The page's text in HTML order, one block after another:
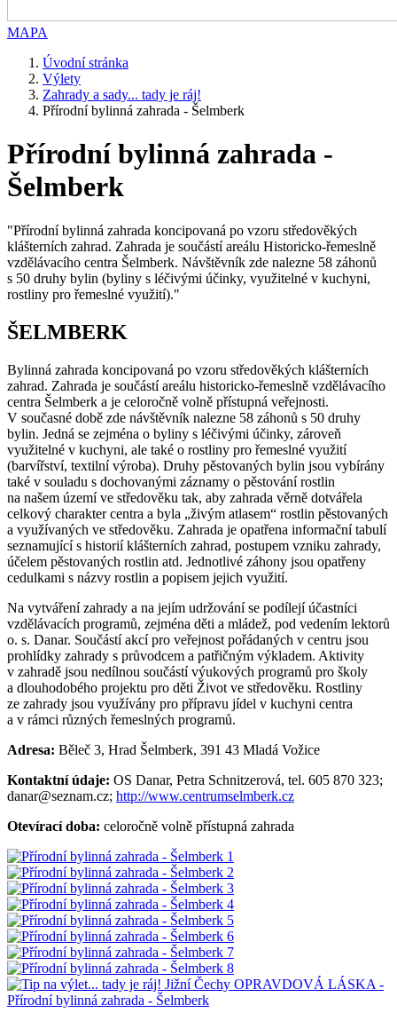
MAPA
Úvodní stránka
Výlety
Zahrady a sady... tady je ráj!
Přírodní bylinná zahrada - Šelmberk
Přírodní bylinná zahrada -
Šelmberk
"Přírodní bylinná zahrada koncipovaná po vzoru středověkých
klášterních zahrad. Zahrada je součástí areálu Historicko-řemeslně
vzdělávacího centra Šelmberk. Návštěvník zde nalezne 58 záhonů
s 50 druhy bylin (byliny s léčivými účinky, využitelné v kuchyni,
rostliny pro řemeslné využití)."
ŠELMBERK
Bylinná zahrada koncipovaná po vzoru středověkých klášterních
zahrad. Zahrada je součástí areálu historicko-řemeslně vzdělávacího
centra Šelmberk a je celoročně volně přístupná veřejnosti.
V současné době zde návštěvník nalezne 58 záhonů s 50 druhy
bylin. Jedná se zejména o byliny s léčivými účinky, zároveň
využitelné v kuchyni, ale také o rostliny pro řemeslné využití
(barvířství, textilní výroba). Druhy pěstovaných bylin jsou vybírány
také v souladu s dochovanými záznamy o pěstování rostlin
na našem území ve středověku tak, aby zahrada věrně dotvářela
celkový charakter centra a byla „živým atlasem“ rostlin pěstovaných
a využívaných ve středověku. Zahrada je opatřena informační tabulí
seznamující s historií klášterních zahrad, postupem vzniku zahrady,
účelem pěstovaných rostlin atd. Jednotlivé záhony jsou opatřeny
cedulkami s názvy rostlin a popisem jejich využití.
Na vytváření zahrady a na jejím udržování se podílejí účastníci
vzdělávacích programů, zejména děti a mládež, pod vedením lektorů
o. s. Danar. Součástí akcí pro veřejnost pořádaných v centru jsou
prohlídky zahrady s průvodcem a patřičným výkladem. Aktivity
v zahradě jsou nedílnou součástí výukových programů pro školy
a dlouhodobého projektu pro děti Život ve středověku. Rostliny
ze zahrady jsou využívány pro přípravu jídel v kuchyni centra
a v rámci různých řemeslných programů.
Adresa: Běleč 3, Hrad Šelmberk, 391 43 Mladá Vožice
Kontaktní údaje: OS Danar, Petra Schnitzerová, tel. 605 870 323;
danar@seznam.cz; http://www.centrumselmberk.cz
Otevírací doba: celoročně volně přístupná zahrada